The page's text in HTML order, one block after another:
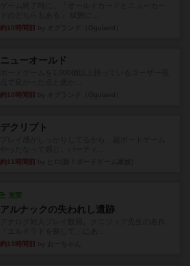
約10時間前
ニューオールド
約10時間前
デクリプト
約11時間前
充実
アルナックの失われし遺跡
約13時間前